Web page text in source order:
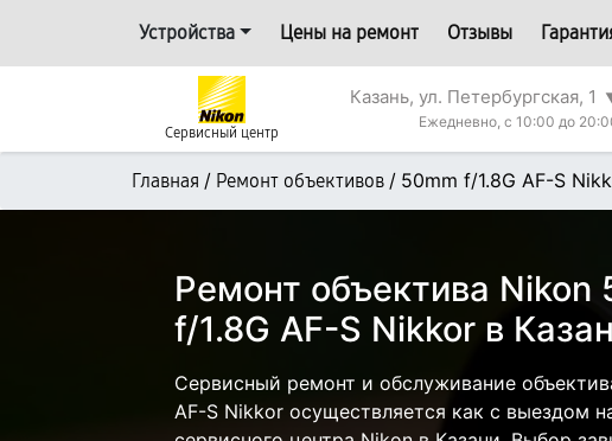
Устройства Цены на ремонт Отзывы
Сервисный центр
Казань, ул. Петербургская, 1
Ежедневно, с 10:00 до
Главная / Ремонт объективов / 50mm f/1.8G AF-S
Ремонт объектива Nikon
f/1.8G AF-S Nikkor в
Сервисный ремонт и обслуживание
AF-S Nikkor осуществляется как с выездом